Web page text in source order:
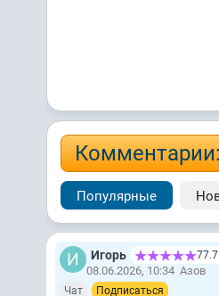
Популярные
Игорь
08.06.2026, 10:34 Азов
Чат Подписаться